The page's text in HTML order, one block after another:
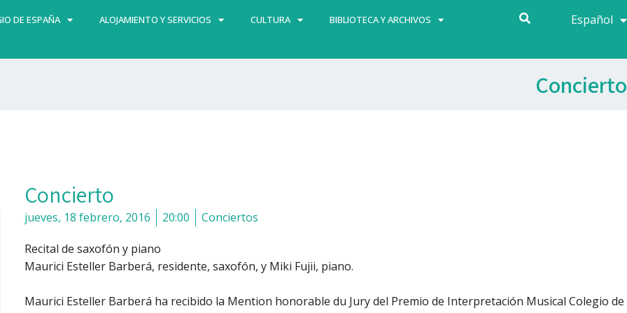
DE ESPAÑA ALOJAMIENTO Y SERVICIOS CULTURA BIBLIOTECA Y ARCHIVOS Español
Français
Concierto
Concierto
jueves, 18 febrero, 2016 20:00 Conciertos
Recital de saxofón y piano
Maurici Esteller Barberá, residente, saxofón, y Miki Fujii, piano.
Maurici Esteller Barberá ha recibido la Mention honorable du Jury del Premio de Interpretación Musical Colegio de